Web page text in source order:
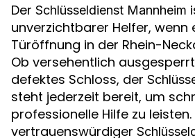
Der Schlüsseldienst Mannheim
unverzichtbarer Helfer, wenn
Türöffnung in der Rhein-
Ob versehentlich
defektes Schloss, der
steht jederzeit bereit, um
professionelle Hilfe zu leisten.
vertrauenswürdiger